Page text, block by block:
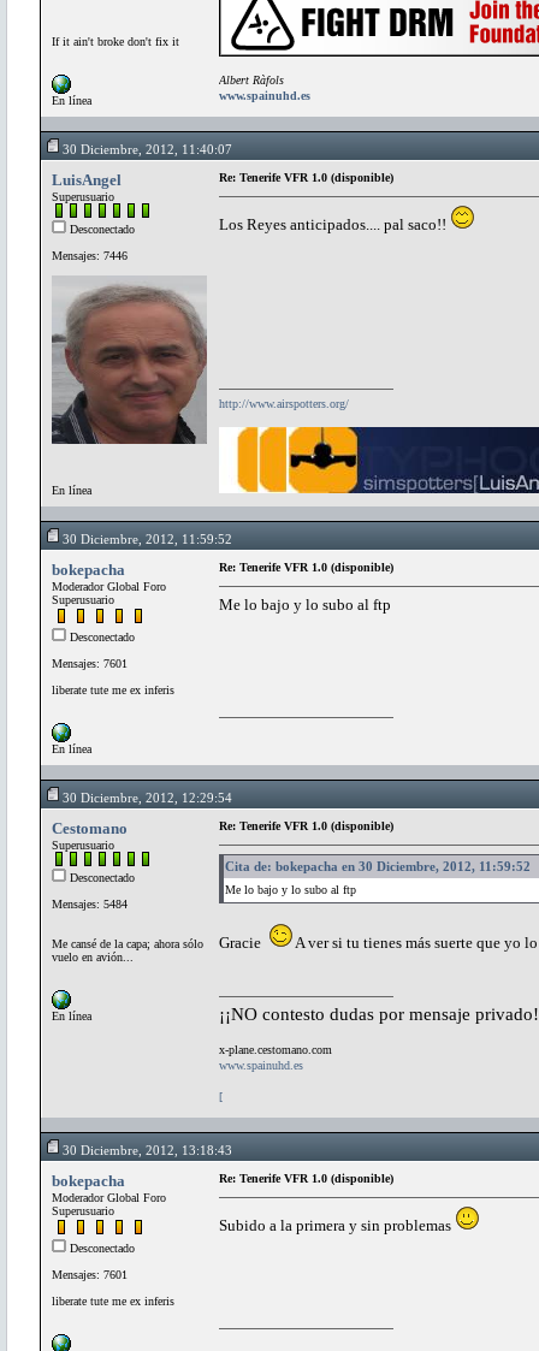
If it ain't broke don't fix it
En línea
Albert Ràfols
www.spainuhd.es
30 Diciembre, 2012, 11:40:07
LuisAngel
Superusuario
Desconectado
Mensajes: 7446
En línea
Re: Tenerife VFR 1.0 (disponible)
Los Reyes anticipados.... pal saco!!
http://www.airspotters.org/
30 Diciembre, 2012, 11:59:52
bokepacha
Moderador Global Foro
Superusuario
Desconectado
Mensajes: 7601
liberate tute me ex inferis
En línea
Re: Tenerife VFR 1.0 (disponible)
Me lo bajo y lo subo al ftp
30 Diciembre, 2012, 12:29:54
Cestomano
Superusuario
Desconectado
Mensajes: 5484
Me cansé de la capa; ahora sólo
vuelo en avión...
En línea
Re: Tenerife VFR 1.0 (disponible)
Cita de: bokepacha en 30 Diciembre, 2012, 11:59:52
Me lo bajo y lo subo al ftp
Gracie A ver si tu tienes más suerte que yo
¡¡NO contesto dudas por mensaje
x-plane.cestomano.com
www.spainuhd.es
[
30 Diciembre, 2012, 13:18:43
bokepacha
Moderador Global Foro
Superusuario
Desconectado
Mensajes: 7601
liberate tute me ex inferis
Re: Tenerife VFR 1.0 (disponible)
Subido a la primera y sin problemas